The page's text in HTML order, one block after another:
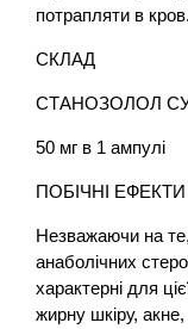
потрапляти в кров.
СКЛАД
СТАНОЗОЛОЛ
50 мг в 1 ампулі
ПОБІЧНІ ЕФЕКТИ
Незважаючи на
анаболічних
характерні для
жирну шкіру, акне,